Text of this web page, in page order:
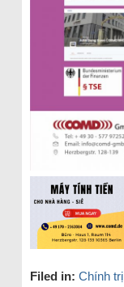
Filed in: Chính trị